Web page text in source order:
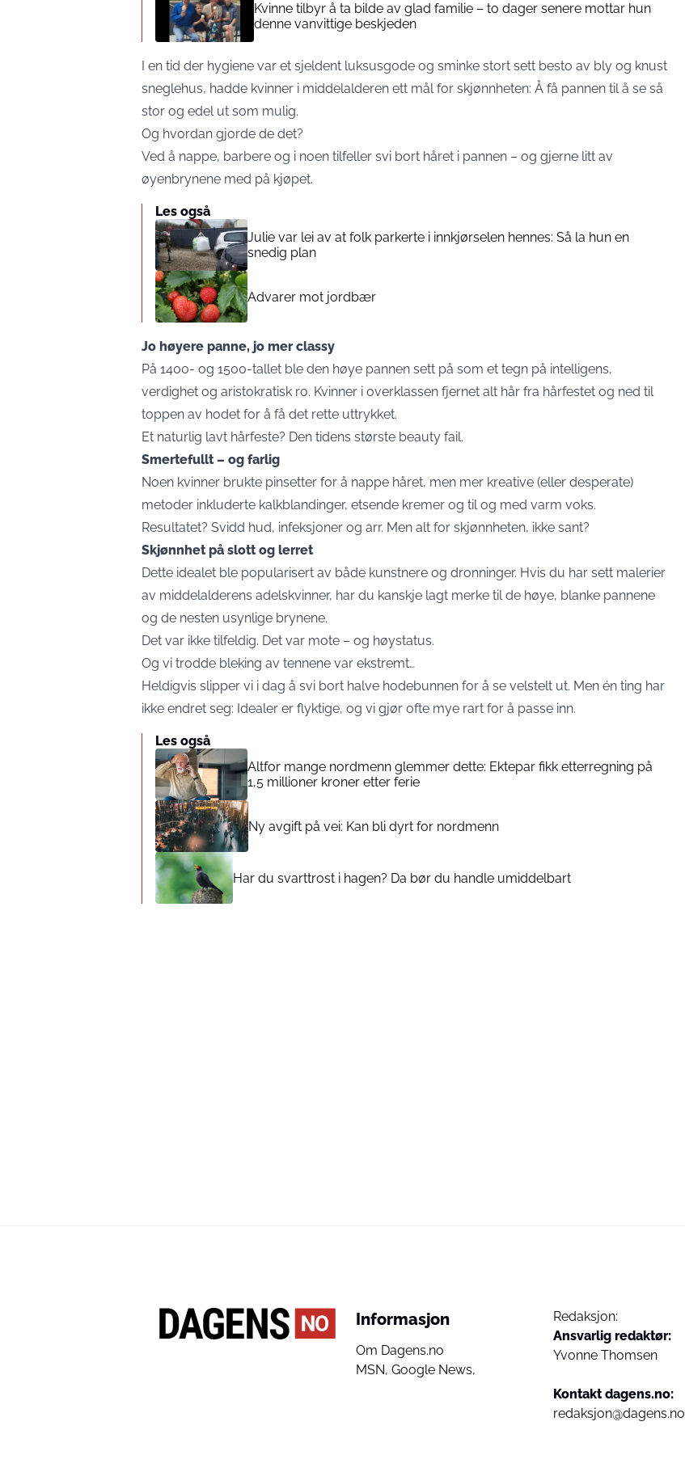
Kvinne tilbyr å ta bilde av glad familie – to dager senere mottar hun
denne vanvittige beskjeden
I en tid der hygiene var et sjeldent luksusgode og sminke stort sett besto av bly og knust
sneglehus, hadde kvinner i middelalderen ett mål for skjønnheten: Å få pannen til å se så
stor og edel ut som mulig.
Og hvordan gjorde de det?
Ved å nappe, barbere og i noen tilfeller svi bort håret i pannen – og gjerne litt av
øyenbrynene med på kjøpet.
Les også
Julie var lei av at folk parkerte i innkjørselen hennes: Så la hun en
snedig plan
Advarer mot jordbær
Jo høyere panne, jo mer classy
På 1400- og 1500-tallet ble den høye pannen sett på som et tegn på intelligens,
verdighet og aristokratisk ro. Kvinner i overklassen fjernet alt hår fra hårfestet og ned til
toppen av hodet for å få det rette uttrykket.
Et naturlig lavt hårfeste? Den tidens største beauty fail.
Smertefullt – og farlig
Noen kvinner brukte pinsetter for å nappe håret, men mer kreative (eller desperate)
metoder inkluderte kalkblandinger, etsende kremer og til og med varm voks.
Resultatet? Svidd hud, infeksjoner og arr. Men alt for skjønnheten, ikke sant?
Skjønnhet på slott og lerret
Dette idealet ble popularisert av både kunstnere og dronninger. Hvis du har sett malerier
av middelalderens adelskvinner, har du kanskje lagt merke til de høye, blanke pannene
og de nesten usynlige brynene.
Det var ikke tilfeldig. Det var mote – og høystatus.
Og vi trodde bleking av tennene var ekstremt…
Heldigvis slipper vi i dag å svi bort halve hodebunnen for å se velstelt ut. Men én ting har
ikke endret seg: Idealer er flyktige, og vi gjør ofte mye rart for å passe inn.
Les også
Altfor mange nordmenn glemmer dette: Ektepar fikk etterregning på
1,5 millioner kroner etter ferie
Ny avgift på vei: Kan bli dyrt for nordmenn
Har du svarttrost i hagen? Da bør du handle umiddelbart
Informasjon
Om Dagens.no
MSN, Google News,
Redaksjon:
Ansvarlig redaktør:
Yvonne Thomsen
Kontakt dagens.no:
redaksjon@dagens.no